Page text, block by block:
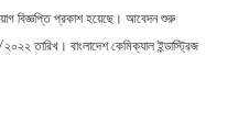
বিজ্ঞপ্তি প্রকাশ হয়েছে। আবেদন শুরু
বাংলাদেশ কেমিক্যাল ইন্ডাস্ট্রিজ